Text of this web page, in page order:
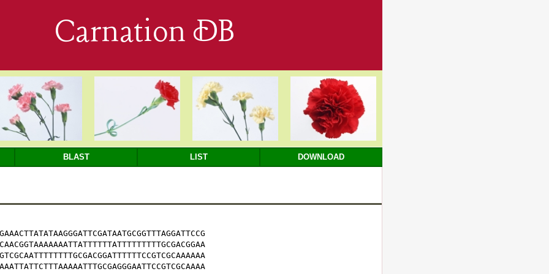
Carnation DB
BLAST LIST DOWNLOAD